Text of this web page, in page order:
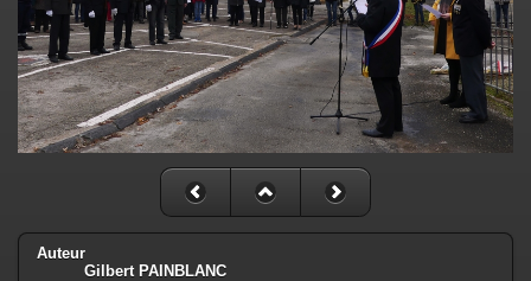
Auteur
Gilbert PAINBLANC